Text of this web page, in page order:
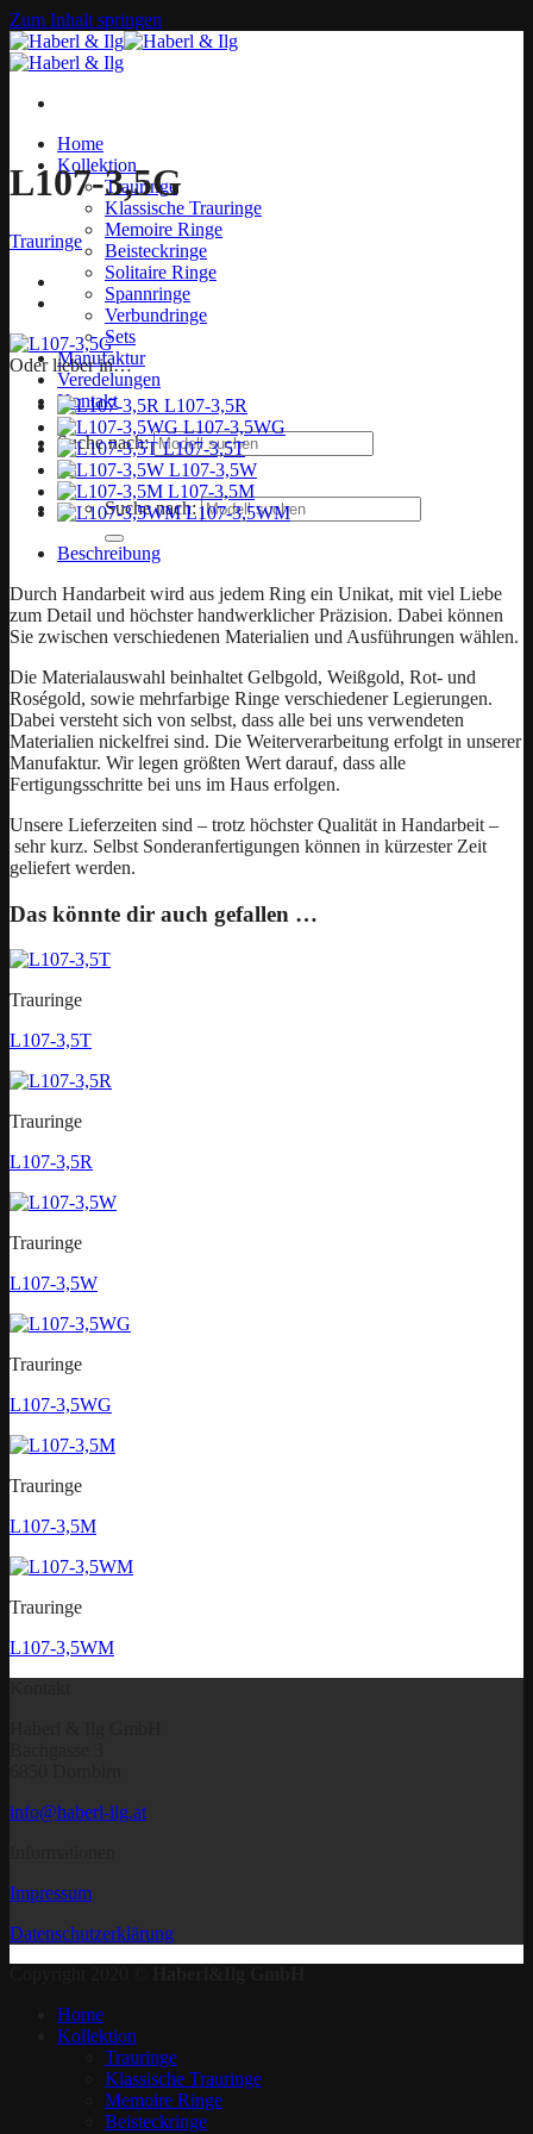
Zum Inhalt springen
Home
Kollektion
Trauringe
Klassische Trauringe
Memoire Ringe
Beisteckringe
Solitaire Ringe
Spannringe
Verbundringe
Sets
Manufaktur
Veredelungen
Kontakt
Suche nach:
Suche nach:
L107-3,5G
Trauringe
Oder lieber in…
L107-3,5R
L107-3,5WG
L107-3,5T
L107-3,5W
L107-3,5M
L107-3,5WM
Beschreibung
Durch Handarbeit wird aus jedem Ring ein Unikat, mit viel Liebe
zum Detail und höchster handwerklicher Präzision. Dabei können
Sie zwischen verschiedenen Materialien und Ausführungen wählen.
Die Materialauswahl beinhaltet Gelbgold, Weißgold, Rot- und
Roségold, sowie mehrfarbige Ringe verschiedener Legierungen.
Dabei versteht sich von selbst, dass alle bei uns verwendeten
Materialien nickelfrei sind. Die Weiterverarbeitung erfolgt in unserer
Manufaktur. Wir legen größten Wert darauf, dass alle
Fertigungsschritte bei uns im Haus erfolgen.
Unsere Lieferzeiten sind – trotz höchster Qualität in Handarbeit –
sehr kurz. Selbst Sonderanfertigungen können in kürzester Zeit
geliefert werden.
Das könnte dir auch gefallen …
Trauringe
L107-3,5T
Trauringe
L107-3,5R
Trauringe
L107-3,5W
Trauringe
L107-3,5WG
Trauringe
L107-3,5M
Trauringe
L107-3,5WM
info@haberl-ilg.at
Impressum
Datenschutzerklärung
Home
Kollektion
Trauringe
Klassische Trauringe
Memoire Ringe
Beisteckringe